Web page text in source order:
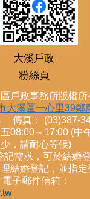
大溪戶政
粉絲頁
戶政事務所版權所
大溪區一心里39鄰
傳真： (03)387-
08:00～17:00 (中
，請耐心等候)
記需求，可於結婚
結婚登記，並指定
子郵件信箱：